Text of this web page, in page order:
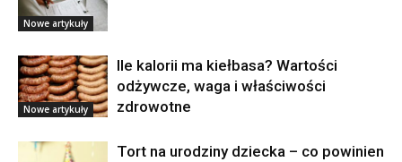
Nowe artykuły
Nowe artykuły
Ile kalorii ma kiełbasa? Wartości
odżywcze, waga i właściwości
zdrowotne
Tort na urodziny dziecka – co powinien